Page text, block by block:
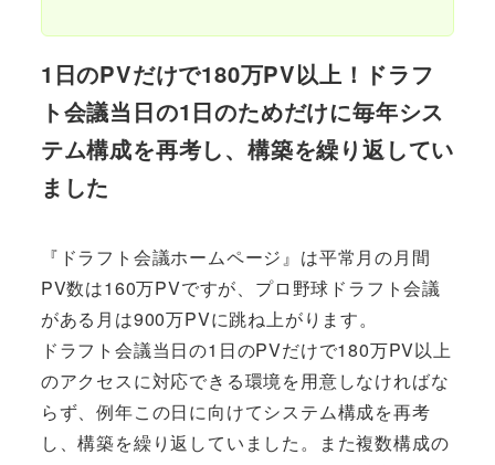
1日のPVだけで180万PV以上！ドラフ
ト会議当日の1日のためだけに毎年シス
テム構成を再考し、構築を繰り返してい
ました
『ドラフト会議ホームページ』は平常月の月間
PV数は160万PVですが、プロ野球ドラフト会議
がある月は900万PVに跳ね上がります。
ドラフト会議当日の1日のPVだけで180万PV以上
のアクセスに対応できる環境を用意しなければな
らず、例年この日に向けてシステム構成を再考
し、構築を繰り返していました。また複数構成の